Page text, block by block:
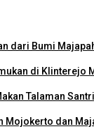
dari Bumi
di Klinterejo
Talaman
Mojokerto dan